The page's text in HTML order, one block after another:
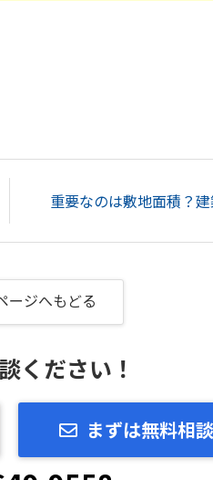
ージへもどる
ください！
まずは無料相